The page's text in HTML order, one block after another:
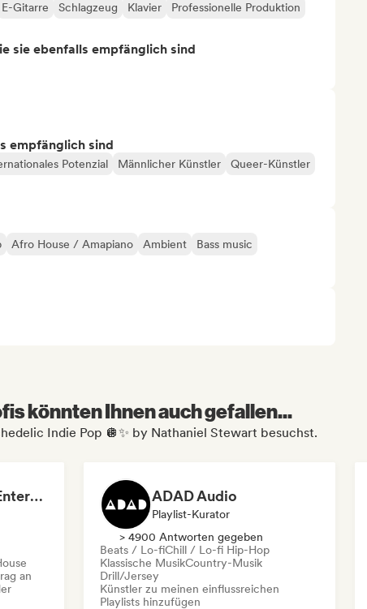
E-Gitarre Schlagzeug Klavier
Professionelle Produktion
sie ebenfalls empfänglich sind
empfänglich sind
Potenzial Männlicher Künstler
Queer-Künstler
Afro House / Amapiano Ambient
Bass music
könnten Ihnen auch gefallen...
Indie Pop 🪩✨ by Nathaniel Stewart besuchst.
Dreamers Island Entertainment
an
ADAD Audio
Playlist-Kurator
> 4900 Antworten gegeben
Beats / Lo-fiChill / Lo-fi Hip-Hop
Klassische MusikCountry-Musik
Drill/Jersey
Künstler zu meinen einflussreichen
Playlists hinzufügen